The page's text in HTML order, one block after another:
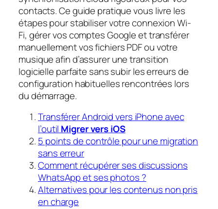
contacts. Ce guide pratique vous livre les
étapes pour stabiliser votre connexion Wi-
Fi, gérer vos comptes Google et transférer
manuellement vos fichiers PDF ou votre
musique afin d’assurer une transition
logicielle parfaite sans subir les erreurs de
configuration habituelles rencontrées lors
du démarrage.
Transférer Android vers iPhone avec
l’outil Migrer vers iOS
5 points de contrôle pour une migration
sans erreur
Comment récupérer ses discussions
WhatsApp et ses photos ?
Alternatives pour les contenus non pris
en charge